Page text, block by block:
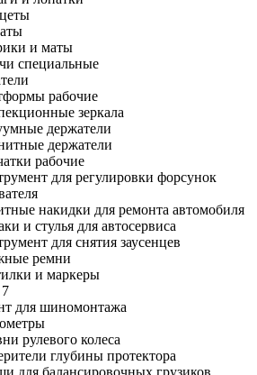
и маты
специальные
рабочие
зеркала
держатели
держатели
рабочие
для регулировки форсунок
накидки для ремонта автомобиля
и стулья для автосервиса
для снятия заусенцев
ремни
и маркеры
для шиномонтажа
рулевого колеса
глубины протектора